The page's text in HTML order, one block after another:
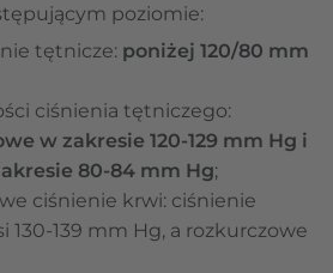
poziomie:
tętnicze: poniżej 120/80 mm
ciśnienia tętniczego:
w zakresie 120-129 mm Hg i
80-84 mm Hg;
ciśnienie krwi: ciśnienie
130-139 mm Hg, a rozkurczowe